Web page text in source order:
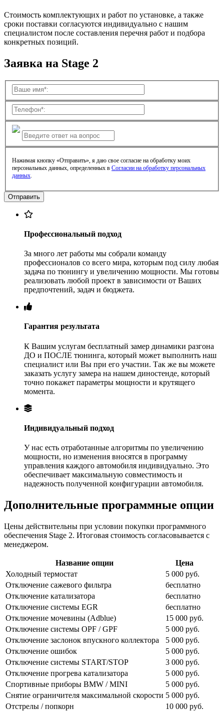
Стоимость комплектующих и работ по установке, а также
сроки поставки согласуются индивидуально с нашим
специалистом после составления перечня работ и подбора
конкретных позиций.
Заявка на Stage 2
Нажимая кнопку «Отправить», я даю свое согласие на обработку моих
персональных данных, определенных в Согласии на обработку персональных
данных
Профессиональный подход
За много лет работы мы собрали команду
профессионалов со всего мира, которым под силу любая
задача по тюнингу и увеличению мощности. Мы готовы
реализовать любой проект в зависимости от Ваших
предпочтений, задач и бюджета.
Гарантия результата
К Вашим услугам бесплатный замер динамики разгона
ДО и ПОСЛЕ тюнинга, который может выполнить наш
специалист или Вы при его участии. Так же вы можете
заказать услугу замера на нашем диностенде, который
точно покажет параметры мощности и крутящего
момента.
Индивидуальный подход
У нас есть отработанные алгоритмы по увеличению
мощности, но изменения вносятся в программу
управления каждого автомобиля индивидуально. Это
обеспечивает максимальную совместимость и
надежность полученной конфигурации автомобиля.
Дополнительные программные опции
Цены действительны при условии покупки программного
обеспечения Stage 2. Итоговая стоимость согласовывается с
менеджером.
Название опции
Цена
Холодный термостат
5 000 руб.
Отключение сажевого фильтра
бесплатно
Отключение катализатора
бесплатно
Отключение системы EGR
бесплатно
Отключение мочевины (Adblue)
15 000 руб.
Отключение системы OPF / GPF
5 000 руб.
Отключение заслонок впускного коллектора
5 000 руб.
Отключение ошибок
5 000 руб.
Отключение системы START/STOP
3 000 руб.
Отключение прогрева катализатора
5 000 руб.
Спортивные приборы BMW / MINI
5 000 руб.
Снятие ограничителя максимальной скорости 5 000 руб.
Отстрелы / попкорн
10 000 руб.